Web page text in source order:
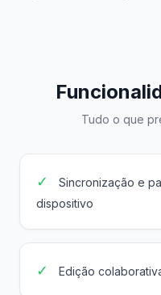
Tudo o que
✓
Sincronização e
dispositivo
✓ Edição